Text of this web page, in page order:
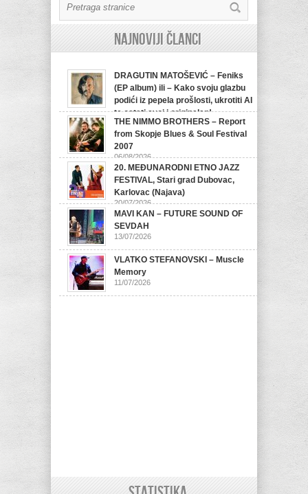
Najnoviji članci
DRAGUTIN MATOŠEVIĆ – Feniks
(EP album) ili – Kako svoju glazbu
podići iz pepela prošlosti, ukrotiti AI
te ostati svoj i originalan!
07/08/2026
THE NIMMO BROTHERS – Report
from Skopje Blues & Soul Festival
2007
06/08/2026
20. MEĐUNARODNI ETNO JAZZ
FESTIVAL, Stari grad Dubovac,
Karlovac (Najava)
20/07/2026
MAVI KAN – FUTURE SOUND OF
SEVDAH
13/07/2026
VLATKO STEFANOVSKI – Muscle
Memory
11/07/2026